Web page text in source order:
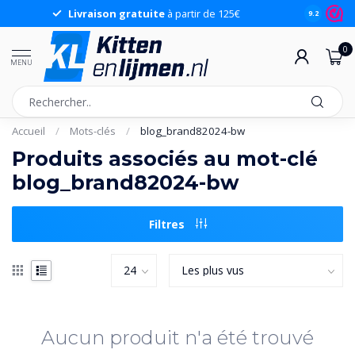
Livraison gratuite à partir de 125€ 9.2
MENU
0
Accueil / Mots-clés / blog_brand82024-bw
Produits associés au mot-clé
blog_brand82024-bw
Filtres
Aucun produit n'a été trouvé